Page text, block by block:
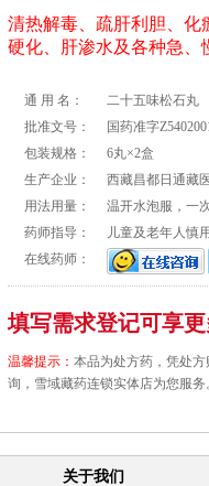
清热解毒、疏肝利胆、化
硬化、肝渗水及各种急、
通 用 名：
二十五味松石丸
批准文号：
国药准字
包装规格：
6丸×2盒
生产企业：
西藏昌都日通藏
用法用量：
温开水泡服，一
药师指导：
儿童及老年人慎
在线药师：
填写需求登记可享
温馨提示： 本品为处方药，凭处方
询，雪域藏药连锁实体店为您服
关于我们